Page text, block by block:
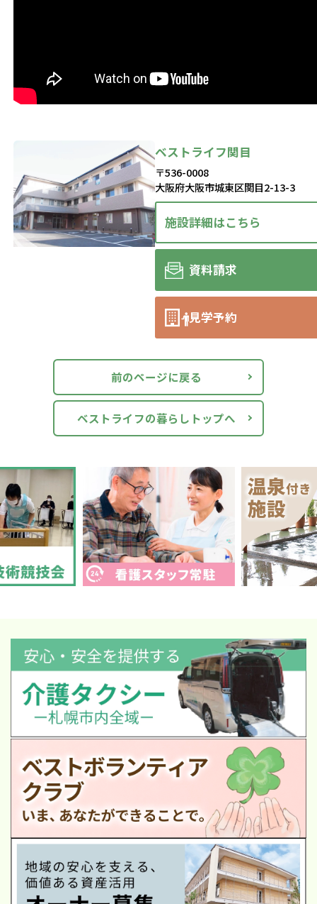
ベストライフ関目
〒536-0008
大阪府大阪市城東区関目2-13-3
施設詳細はこちら
資料請求
見学予約
前のページに戻る
ベストライフの暮らしトップへ